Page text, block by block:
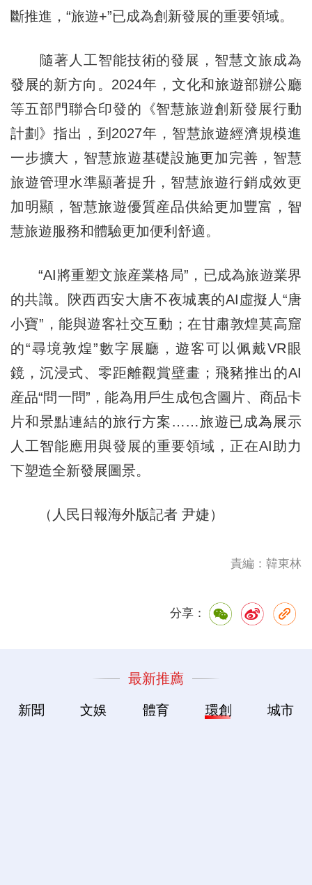
斷推進，“旅遊+”已成為創新發展的重要領域。
隨著人工智能技術的發展，智慧文旅成為
發展的新方向。2024年，文化和旅遊部辦公廳
等五部門聯合印發的《智慧旅遊創新發展行動
計劃》指出，到2027年，智慧旅遊經濟規模進
一步擴大，智慧旅遊基礎設施更加完善，智慧
旅遊管理水準顯著提升，智慧旅遊行銷成效更
加明顯，智慧旅遊優質産品供給更加豐富，智
慧旅遊服務和體驗更加便利舒適。
“AI將重塑文旅産業格局”，已成為旅遊業界
的共識。陝西西安大唐不夜城裏的AI虛擬人“唐
小寶”，能與遊客社交互動；在甘肅敦煌莫高窟
的“尋境敦煌”數字展廳，遊客可以佩戴VR眼
鏡，沉浸式、零距離觀賞壁畫；飛豬推出的AI
産品“問一問”，能為用戶生成包含圖片、商品卡
片和景點連結的旅行方案……旅遊已成為展示
人工智能應用與發展的重要領域，正在AI助力
下塑造全新發展圖景。
（人民日報海外版記者 尹婕）
責編：韓東林
分享：
最新推薦
新聞 文娛 體育 環創 城市